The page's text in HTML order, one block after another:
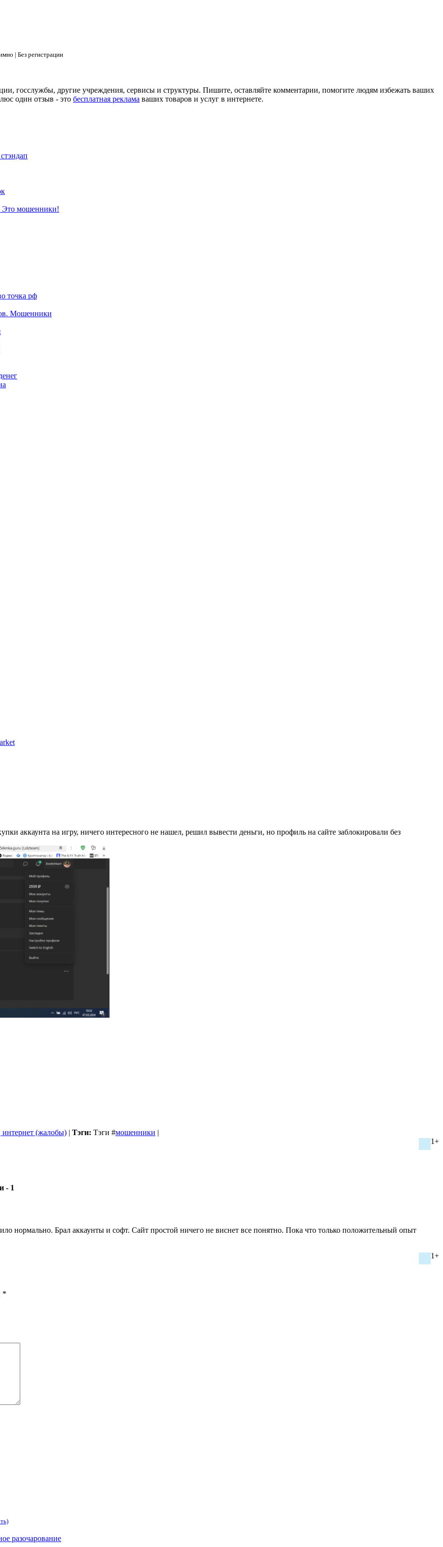
| Без регистрации
госслужбы, другие учреждения, сервисы и структуры. Пишите, оставляйте комментарии, помогите людям избежать ваших
один отзыв - это бесплатная реклама ваших товаров и услуг в интернете.
Это мошенники!
точка рф
Мошенники
аккаунта на игру, ничего интересного не нашел, решил вывести деньги, но профиль на сайте заблокировали без
интернет (жалобы) | Тэги: Тэги #мошенники |
1+
- 1
нормально. Брал аккаунты и софт. Сайт простой ничего не виснет все понятно. Пока что только положительный опыт
1+
*
разочарование